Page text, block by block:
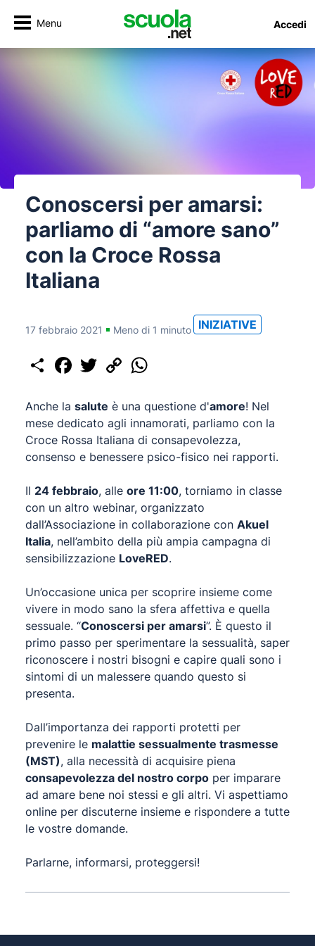
Menu Accedi
Conoscersi per amarsi:
parliamo di “amore sano”
con la Croce Rossa
Italiana
17 febbraio 2021 Meno di 1 minuto INIZIATIVE
Share Facebook
Twitter Copy
Link
Anche la salute è una questione d'amore! Nel
mese dedicato agli innamorati, parliamo con la
Croce Rossa Italiana di consapevolezza,
consenso e benessere psico-fisico nei rapporti.
Il 24 febbraio, alle ore 11:00, torniamo in classe
con un altro webinar, organizzato
dall’Associazione in collaborazione con Akuel
Italia, nell’ambito della più ampia campagna di
sensibilizzazione LoveRED.
Un’occasione unica per scoprire insieme come
vivere in modo sano la sfera affettiva e quella
sessuale. “Conoscersi per amarsi”. È questo il
primo passo per sperimentare la sessualità, saper
riconoscere i nostri bisogni e capire quali sono i
sintomi di un malessere quando questo si
presenta.
Dall’importanza dei rapporti protetti per
prevenire le malattie sessualmente trasmesse
(MST), alla necessità di acquisire piena
consapevolezza del nostro corpo per imparare
ad amare bene noi stessi e gli altri. Vi aspettiamo
online per discuterne insieme e rispondere a tutte
le vostre domande.
Parlarne, informarsi, proteggersi!